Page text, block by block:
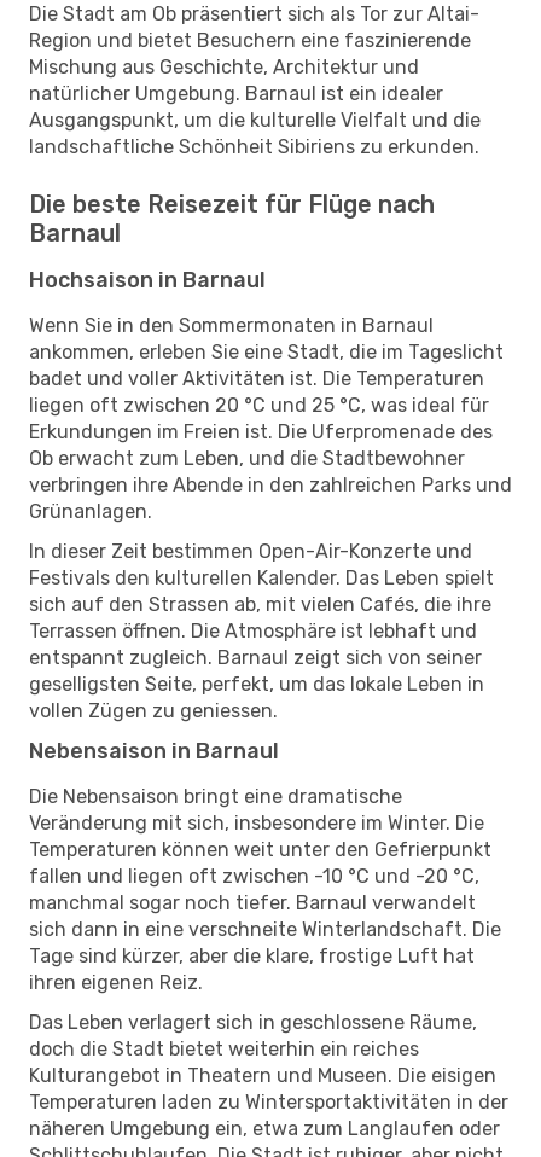
Die Stadt am Ob präsentiert sich als Tor zur Altai-
Region und bietet Besuchern eine faszinierende
Mischung aus Geschichte, Architektur und
natürlicher Umgebung. Barnaul ist ein idealer
Ausgangspunkt, um die kulturelle Vielfalt und die
landschaftliche Schönheit Sibiriens zu erkunden.
Die beste Reisezeit für Flüge nach
Barnaul
Hochsaison in Barnaul
Wenn Sie in den Sommermonaten in Barnaul
ankommen, erleben Sie eine Stadt, die im Tageslicht
badet und voller Aktivitäten ist. Die Temperaturen
liegen oft zwischen 20 °C und 25 °C, was ideal für
Erkundungen im Freien ist. Die Uferpromenade des
Ob erwacht zum Leben, und die Stadtbewohner
verbringen ihre Abende in den zahlreichen Parks und
Grünanlagen.
In dieser Zeit bestimmen Open-Air-Konzerte und
Festivals den kulturellen Kalender. Das Leben spielt
sich auf den Strassen ab, mit vielen Cafés, die ihre
Terrassen öffnen. Die Atmosphäre ist lebhaft und
entspannt zugleich. Barnaul zeigt sich von seiner
geselligsten Seite, perfekt, um das lokale Leben in
vollen Zügen zu geniessen.
Nebensaison in Barnaul
Die Nebensaison bringt eine dramatische
Veränderung mit sich, insbesondere im Winter. Die
Temperaturen können weit unter den Gefrierpunkt
fallen und liegen oft zwischen -10 °C und -20 °C,
manchmal sogar noch tiefer. Barnaul verwandelt
sich dann in eine verschneite Winterlandschaft. Die
Tage sind kürzer, aber die klare, frostige Luft hat
ihren eigenen Reiz.
Das Leben verlagert sich in geschlossene Räume,
doch die Stadt bietet weiterhin ein reiches
Kulturangebot in Theatern und Museen. Die eisigen
Temperaturen laden zu Wintersportaktivitäten in der
näheren Umgebung ein, etwa zum Langlaufen oder